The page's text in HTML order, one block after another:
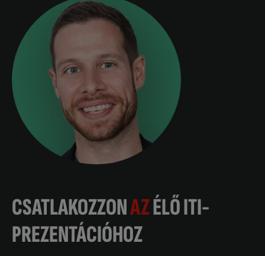
CSATLAKOZZONAZÉLŐ ITI-
PREZENTÁCIÓHOZ